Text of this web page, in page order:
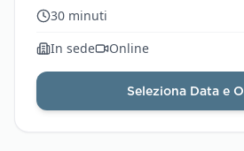
30 minuti
In sede
Online
Seleziona Data e